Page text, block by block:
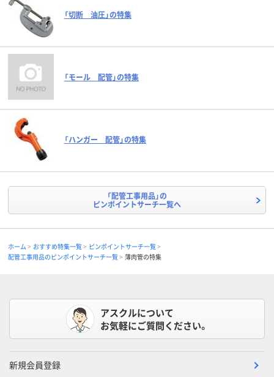
「切断 油圧」の特集
「モール 配管」の特集
「ハンガー 配管」の特集
「配管工事用品」の
ピンポイントサーチ一覧へ
ホーム おすすめ特集一覧
ピンポイントサーチ一覧
配管工事用品のピンポイントサーチ一覧
薄肉管の特集
アスクルについて
お気軽にご質問ください。
新規会員登録